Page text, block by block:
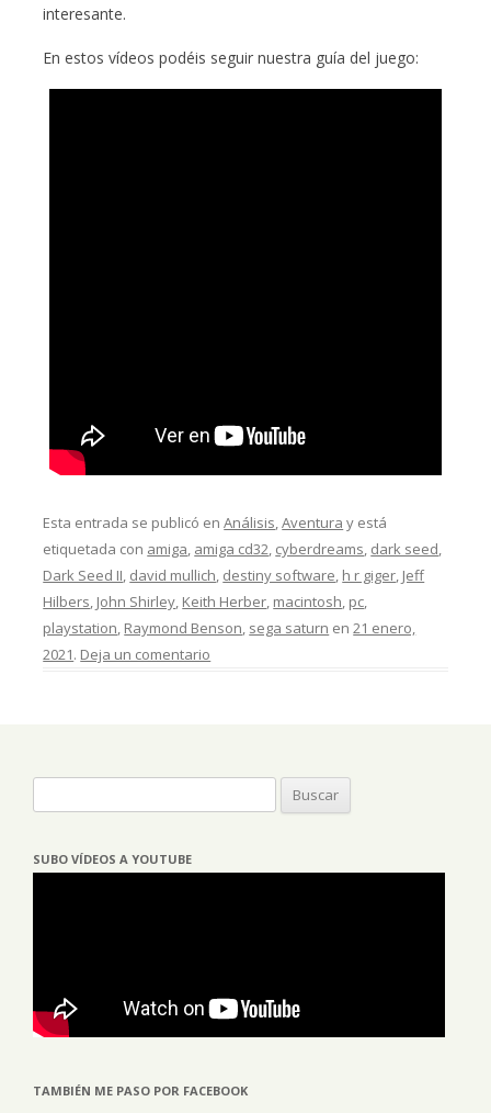
interesante.
En estos vídeos podéis seguir nuestra guía del juego:
Esta entrada se publicó enAnálisis,Aventura y está
etiquetada con amiga, amiga cd32, cyberdreams, dark seed,
Dark Seed II, david mullich, destiny software, h r giger, Jeff
Hilbers, John Shirley, Keith Herber, macintosh, pc,
playstation, Raymond Benson, sega saturn en21 enero,
2021. Deja un comentario
SUBO VÍDEOS A YOUTUBE
TAMBIÉN ME PASO POR FACEBOOK